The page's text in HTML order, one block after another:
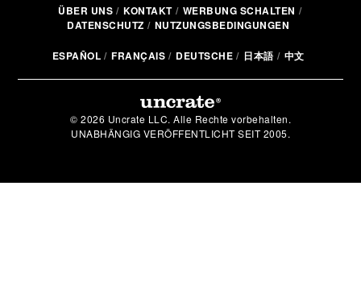
ÜBER UNS KONTAKT
WERBUNG SCHALTEN
DATENSCHUTZ
NUTZUNGSBEDINGUNGEN
ESPAÑOL FRANÇAIS DEUTSCHE 日本語 中文
© 2026 Uncrate LLC. Alle Rechte vorbehalten.
UNABHÄNGIG VERÖFFENTLICHT SEIT 2005.